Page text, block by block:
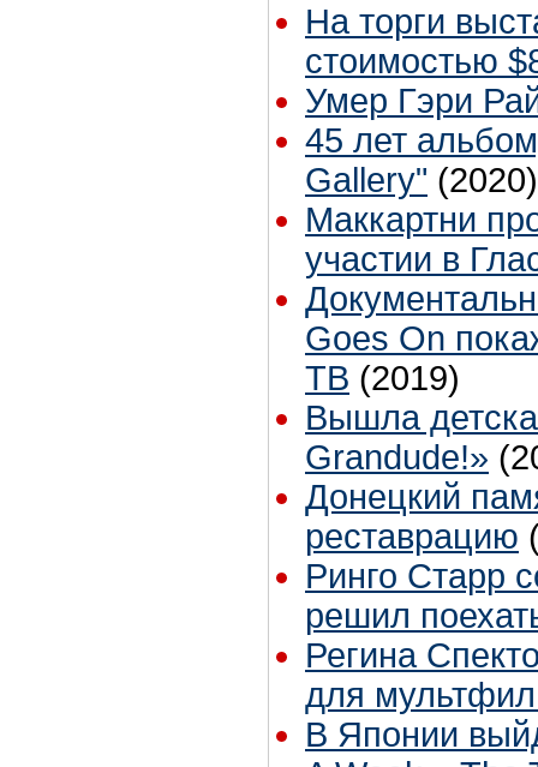
На торги
стоимостью
Умер Гэри
45 лет
Gallery" (2020)
Маккартни
участии в
Goes On
ТВ (2019)
Вышла
Grandude!»
Донецкий
реставрацию
Ринго Старр
решил
Регина
для
В Японии